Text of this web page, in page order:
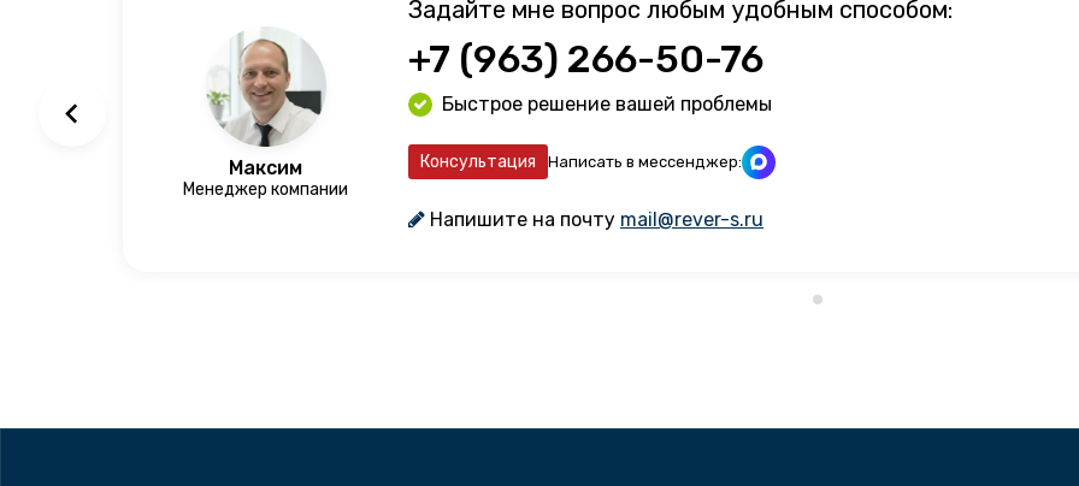
Максим
Менеджер компании
Задайте мне вопрос любым удобным способом:
+7 (963) 266-50-76
Быстрое решение вашей проблемы
Консультация Написать в мессенджер:
Напишите на почту mail@rever-s.ru